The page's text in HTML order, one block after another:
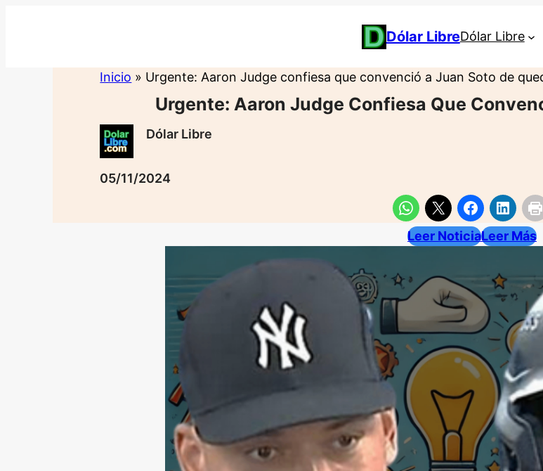
Dólar LibreDólar Libre
Inicio » Urgente: Aaron Judge confiesa que convenció a Juan Soto de
Urgente: Aaron Judge Confiesa Que
Dólar Libre
05/11/2024
Leer NoticiaLeer Más